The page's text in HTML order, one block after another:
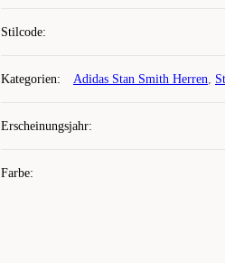
Stilcode:
Kategorien: Adidas Stan Smith Herren,
Erscheinungsjahr:
Farbe: